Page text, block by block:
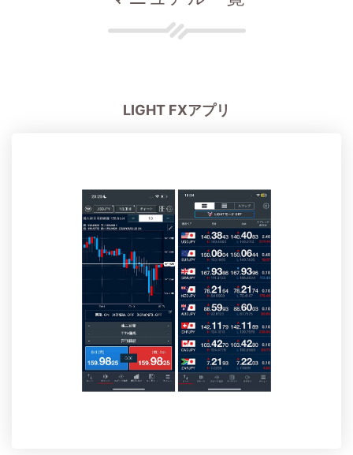
LIGHT FXアプリ